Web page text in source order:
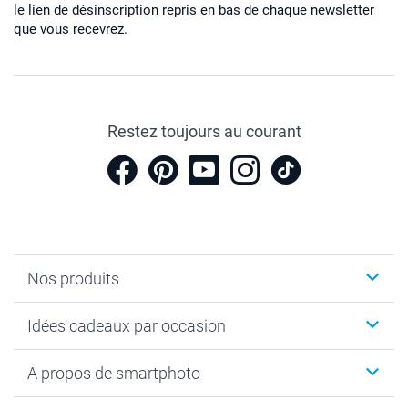
le lien de désinscription repris en bas de chaque newsletter
que vous recevrez.
Restez toujours au courant
Nos produits
Calendrier photo & Agenda photo
Tirage photo & agrandissement
Idées cadeaux par occasion
Anniversaire
A propos de smartphoto